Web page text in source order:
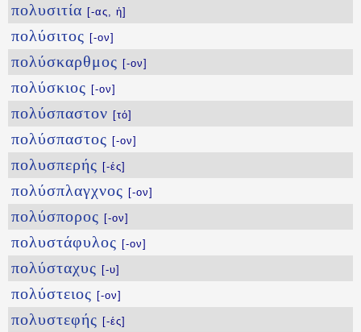
πολυσιτία [-ας, ἡ]
πολύσιτος [-ον]
πολύσκαρθμος [-ον]
πολύσκιος [-ον]
πολύσπαστον [τό]
πολύσπαστος [-ον]
πολυσπερής [-ές]
πολύσπλαγχνος [-ον]
πολύσπορος [-ον]
πολυστάφυλος [-ον]
πολύσταχυς [-υ]
πολύστειος [-ον]
πολυστεφής [-ές]